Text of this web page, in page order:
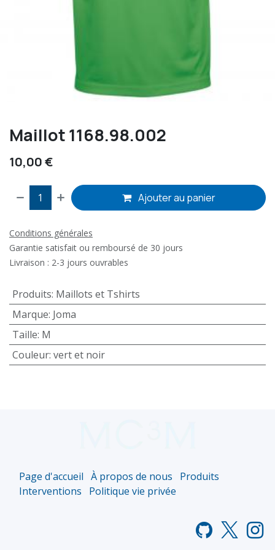
Maillot 1168.98.002
10,00€
Ajouter au panier
Conditions générales
Garantie satisfait ou remboursé de 30 jours
Livraison : 2-3 jours ouvrables
Produits: Maillots et Tshirts
Marque: Joma
Taille: M
Couleur: vert et noir
Page d'accueil À propos de nous
Produits
Interventions
Politique vie privée